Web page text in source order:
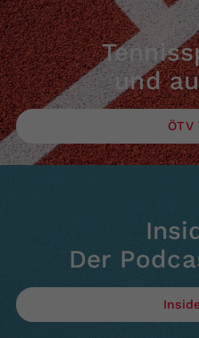
und
ÖTV
Der